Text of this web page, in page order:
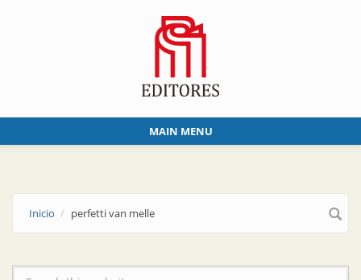
MAIN MENU
Inicio perfetti van melle